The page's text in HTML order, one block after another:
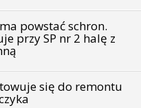
powstać schron.
przy SP nr 2 halę z
się do remontu